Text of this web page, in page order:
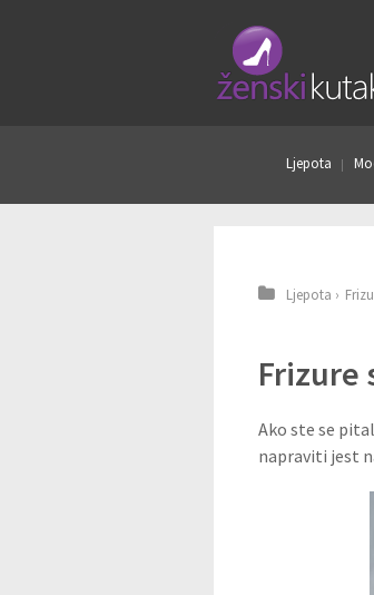
Ljepota
Ljepota ›
Frizure
Ako ste se
napraviti jest